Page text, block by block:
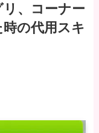
リ、コーナー
の代用スキ